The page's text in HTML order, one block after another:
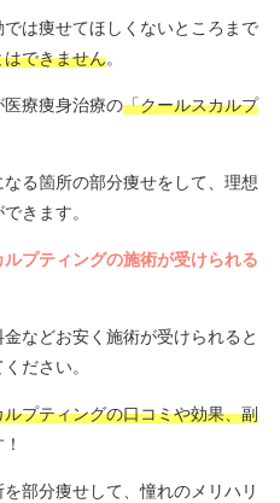
は痩せてほしくないところまで
できません。
療痩身治療の「クールスカルプ
なる箇所の部分痩せをして、理想
きます。
プティングの施術が受けられる
などお安く施術が受けられると
ださい。
ルプティングの口コミや効果、副
部分痩せして、憧れのメリハリ